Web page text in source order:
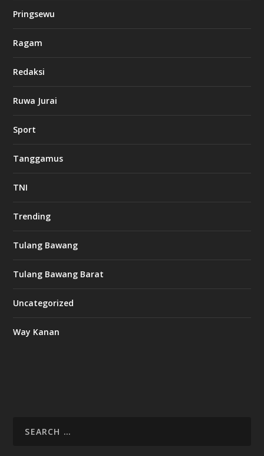
Pringsewu
Ragam
Redaksi
Ruwa Jurai
Sport
Tanggamus
TNI
Trending
Tulang Bawang
Tulang Bawang Barat
Uncategorized
Way Kanan